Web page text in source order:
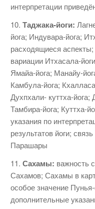
интерпретации
10. Таджака-йоги:
йога; Индувара-йога;
расходящиеся
вариации Итхасала-
Ямайа-йога; Манайу-
Камбула-йога;
Духпхали- куттха-йога;
Тамбира-йога; Куттха-
указа­ния по
результатов йоги;
Парашары
11. Сахамы: важность
Сахамов; Сахамы в
особое значение
дополнительные